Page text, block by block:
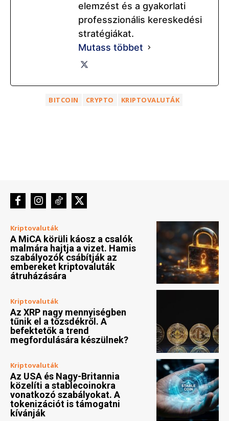
elemzést és a gyakorlati
professzionális kereskedési
stratégiákat.
Mutass többet
BITCOIN CRYPTO KRIPTOVALUTÁK
Kriptovaluták
A MiCA körüli káosz a csalók
malmára hajtja a vizet. Hamis
szabályozók csábítják az
embereket kriptovaluták
átruházására
Kriptovaluták
Az XRP nagy mennyiségben
tűnik el a tőzsdékről. A
befektetők a trend
megfordulására készülnek?
Kriptovaluták
Az USA és Nagy-Britannia
közelíti a stablecoinokra
vonatkozó szabályokat. A
tokenizációt is támogatni
kívánják